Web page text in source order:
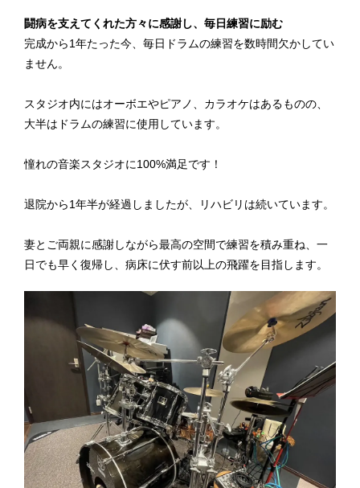
闘病を支えてくれた方々に感謝し、毎日練習に励む
完成から1年たった今、毎日ドラムの練習を数時間欠かしてい
ません。
スタジオ内にはオーボエやピアノ、カラオケはあるものの、
大半はドラムの練習に使用しています。
憧れの音楽スタジオに100%満足です！
退院から1年半が経過しましたが、リハビリは続いています。
妻とご両親に感謝しながら最高の空間で練習を積み重ね、一
日でも早く復帰し、病床に伏す前以上の飛躍を目指します。